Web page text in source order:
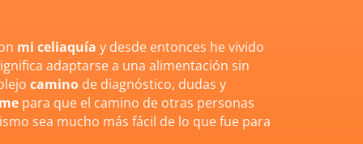
mi celiaquía y desde entonces he vivido
adaptarse a una alimentación sin
camino de diagnóstico, dudas y
para que el camino de otras personas
sea mucho más fácil de lo que fue para